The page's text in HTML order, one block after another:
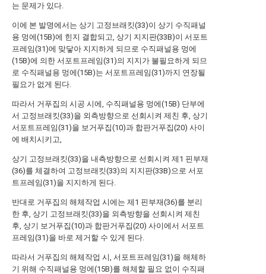
는 문제가 있다.
이에 본 발명에서는 상기 고정브래킷(33)이 상기 수직패널
용 멍에(15B)에 힌지 결합되고, 상기 지지판(33B)이 서포트
프레임(31)에 맞닿아 지지하게 되므로 수직패널용 멍에
(15B)에 의한 서포트프레임(31)의 지지가 불필요하게 되므
로 수직패널용 멍에(15B)는 서포트프레임(31)까지 연장될
필요가 없게 된다.
따라서 거푸집의 시공 시에, 수직패널용 멍에(15B) 단부에
서 고정브래킷(33)을 외측방향으로 선회시켜 제친 후, 상기
서포트프레임(31)을 보거푸집(10)과 합판거푸집(20) 사이
에 배치시키고,
상기 고정브래킷(33)을 내측방향으로 선회시켜 제1 핀부재
(36)를 체결하여 고정브래킷(33)의 지지판(33B)으로 서포
트프레임(31)을 지지하게 된다.
반대로 거푸집의 해체작업 시에는 제1 핀부재(36)를 분리
한 후, 상기 고정브래킷(33)을 외측방향을 선회시켜 제친
후, 상기 보거푸집(10)과 합판거푸집(20) 사이에서 서포트
프레임(31)을 바로 제거할 수 있게 된다.
따라서 거푸집의 해체작업 시, 서포트프레임(31)을 해체하
기 위해 수직패널용 멍에(15B)를 해체할 필요 없이 수직패